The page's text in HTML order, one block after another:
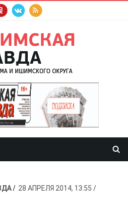
28 АПРЕЛЯ 2014, 13:55